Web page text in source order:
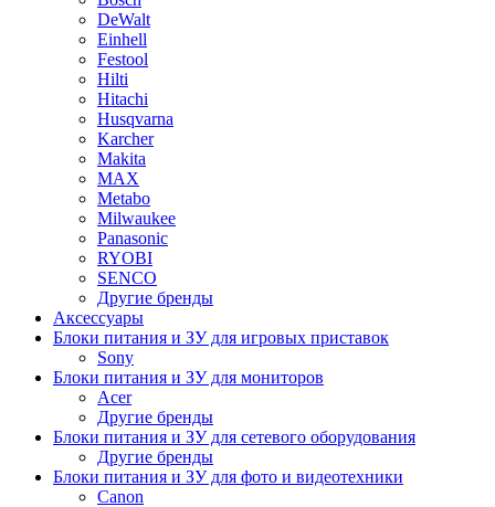
DeWalt
Einhell
Festool
Hilti
Hitachi
Husqvarna
Karcher
Makita
MAX
Metabo
Milwaukee
Panasonic
RYOBI
SENCO
Другие бренды
Аксессуары
Блоки питания и ЗУ для игровых приставок
Sony
Блоки питания и ЗУ для мониторов
Acer
Другие бренды
Блоки питания и ЗУ для сетевого оборудования
Другие бренды
Блоки питания и ЗУ для фото и видеотехники
Canon